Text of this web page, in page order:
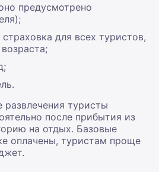
предусмотрено
для всех туристов,
туристы
после прибытия из
на отдых. Базовые
оплачены, туристам проще